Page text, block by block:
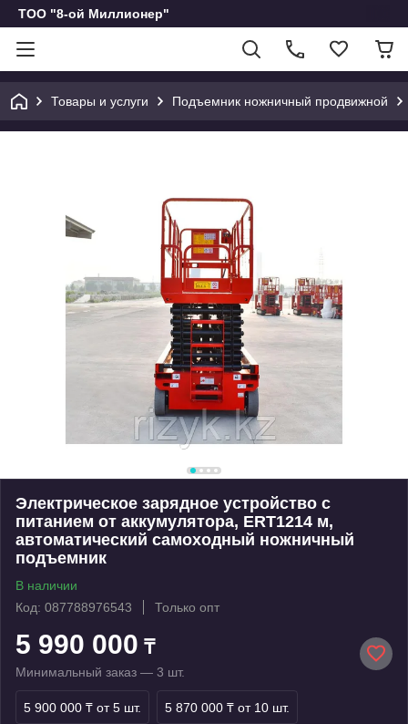
ТОО "8-ой Миллионер"
Товары и услуги Подъемник ножничный продвижной
Электрическое зарядное устройство с
питанием от аккумулятора, ERT1214 м,
автоматический самоходный ножничный
подъемник
В наличии
Код: 087788976543
Только опт
5 990 000 ₸
Минимальный заказ — 3 шт.
5 900 000 ₸ от 5 шт. 5 870 000 ₸ от 10 шт.